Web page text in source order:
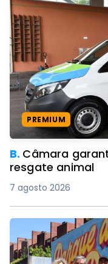
PREMIUM
B. Câmara
resgate animal
7 agosto 2026